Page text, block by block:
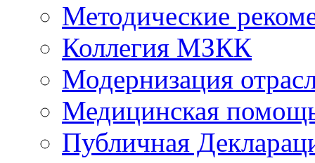
Методические
Коллегия МЗКК
Модернизация
Медицинская
Публичная